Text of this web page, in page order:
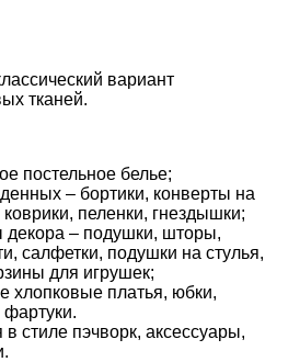
вариант
тканей.
постельное белье;
– бортики, конверты на
пеленки, гнездышки;
– подушки, шторы,
салфетки, подушки на стулья,
для игрушек;
хлопковые платья, юбки,
в стиле пэчворк, аксессуары,